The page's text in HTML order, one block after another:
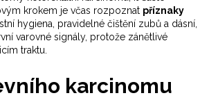
krokem je včas rozpoznat příznaky
hygiena pravidelné čištění zubů a dásní,
varovné signály, protože zánětlivé
traktu.
karcinomu